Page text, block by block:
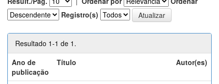
Registro(s)
Resultado 1-1 de 1.
Ano de
publicação
Título Autor(es)